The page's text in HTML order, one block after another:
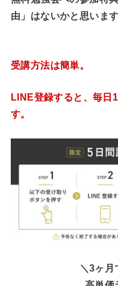
由」はないかと思います
受講方法は簡単。
LINE登録すると、毎日
す。
＼3ヶ月